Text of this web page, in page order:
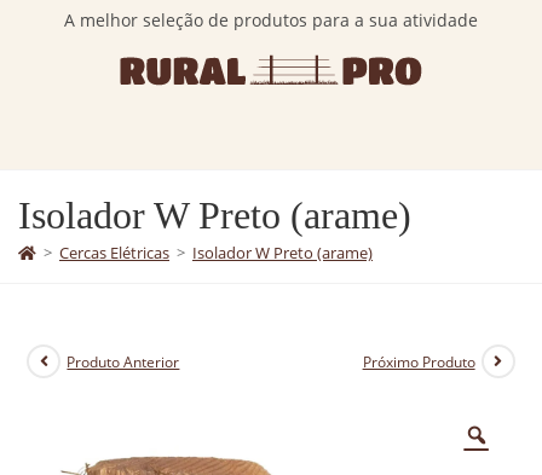
A melhor seleção de produtos para a sua atividade
Isolador W Preto (arame)
> Cercas Elétricas > Isolador W Preto (arame)
Produto Anterior Próximo Produto